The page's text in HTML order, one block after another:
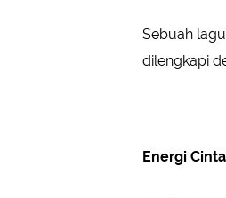
Sebuah
dilengkapi
Energi